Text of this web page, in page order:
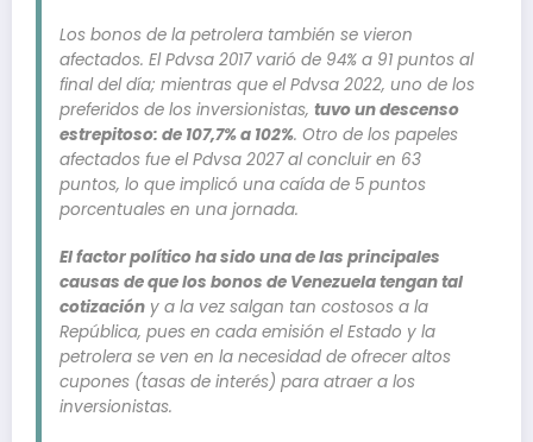
Los bonos de la petrolera también se vieron
afectados. El Pdvsa 2017 varió de 94% a 91 puntos al
final del día; mientras que el Pdvsa 2022, uno de los
preferidos de los inversionistas, tuvo un descenso
estrepitoso: de 107,7% a 102%. Otro de los papeles
afectados fue el Pdvsa 2027 al concluir en 63
puntos, lo que implicó una caída de 5 puntos
porcentuales en una jornada.
El factor político ha sido una de las principales
causas de que los bonos de Venezuela tengan tal
cotización y a la vez salgan tan costosos a la
República, pues en cada emisión el Estado y la
petrolera se ven en la necesidad de ofrecer altos
cupones (tasas de interés) para atraer a los
inversionistas.